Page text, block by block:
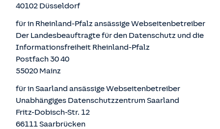
40102 Düsseldorf
für in Rheinland-Pfalz ansässige Webseitenbetreiber
Der Landesbeauftragte für den Datenschutz und die
Informationsfreiheit Rheinland-Pfalz
Postfach 30 40
55020 Mainz
für in Saarland ansässige Webseitenbetreiber
Unabhängiges Datenschutzzentrum Saarland
Fritz-Dobisch-Str. 12
66111 Saarbrücken